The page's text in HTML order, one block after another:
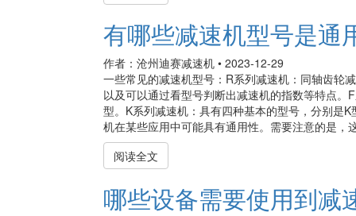
有哪些减速机型号是通
作者：沧州迪赛减速机 • 2023-12-29
一些常见的减速机型号：R系列减速机：同轴齿轮
以及可以通过看型号判断出减速机的指数等特点
型。K系列减速机：具有四种基本的型号，分别是
机在某些应用中可能具有通用性。需要注意的是，
阅读全文
哪些设备需要使用到减